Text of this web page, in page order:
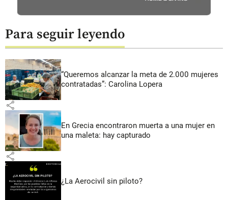
Para seguir leyendo
“Queremos alcanzar la meta de 2.000 mujeres
contratadas”: Carolina Lopera
share
En Grecia encontraron muerta a una mujer en
una maleta: hay capturado
share
¿La Aerocivil sin piloto?